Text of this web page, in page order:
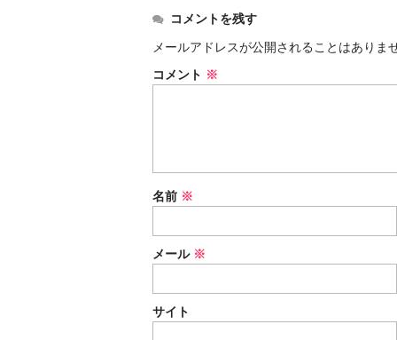
コメントを残す
メールアドレスが公開されることはありませ
コメント ※
名前 ※
メール ※
サイト